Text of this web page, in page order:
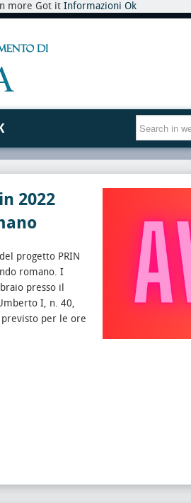
more Got it Informazioni Ok
2022
progetto PRIN
romano. I
presso il
I, n. 40,
previsto per le ore